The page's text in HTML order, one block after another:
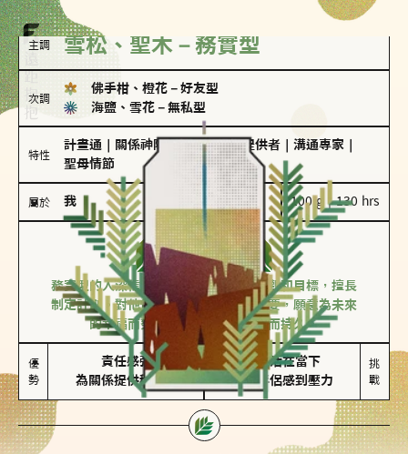
主調 雪松、聖木－務實型
次調
佛手柑、橙花 － 好友型
海鹽、雪花 － 無私型
特性
計畫通 關係神隊友 情緒價值提供者 溝通專家
聖母情節
屬於 我 100 g｜130 hrs
務實型
雪松、聖木
務實型的人深信愛情立基於共同的價值觀和目標，擅長
制定計劃。對他們來說，感情穩定最重要，願意為未來
的幸福而努力，讓愛情變得踏實而持久。
優
勢
責任感強
為關係提供穩定度
較難活在當下
易讓伴侶感到壓力
挑
戰